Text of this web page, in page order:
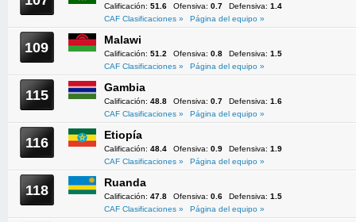
Calificación: 51.6 Ofensiva: 0.7 Defensiva: 1.4
CAF Clasificaciones »
Página del equipo »
109 Malawi
Calificación: 51.2 Ofensiva: 0.8 Defensiva: 1.5
CAF Clasificaciones »
Página del equipo »
115 Gambia
Calificación: 48.8 Ofensiva: 0.7 Defensiva: 1.6
CAF Clasificaciones »
Página del equipo »
116 Etiopía
Calificación: 48.4 Ofensiva: 0.9 Defensiva: 1.9
CAF Clasificaciones »
Página del equipo »
118 Ruanda
Calificación: 47.8 Ofensiva: 0.6 Defensiva: 1.5
CAF Clasificaciones »
Página del equipo »